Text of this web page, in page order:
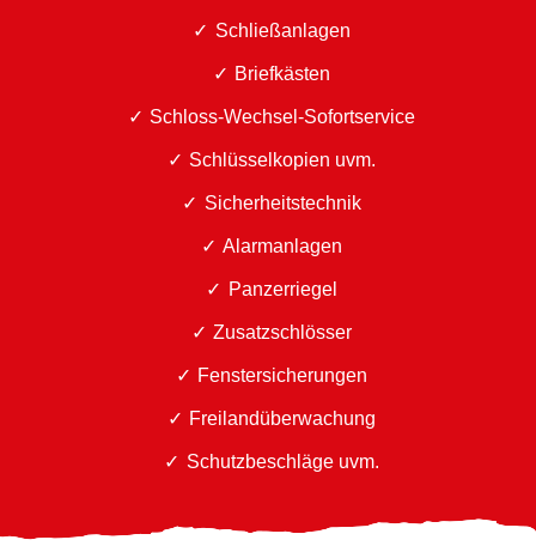
Schließanlagen
Briefkästen
Schloss-Wechsel-Sofortservice
Schlüsselkopien uvm.
Sicherheitstechnik
Alarmanlagen
Panzerriegel
Zusatzschlösser
Fenstersicherungen
Freilandüberwachung
Schutzbeschläge uvm.